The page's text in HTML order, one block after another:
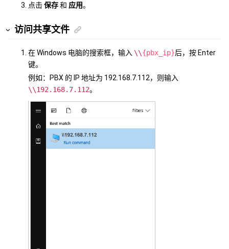
点击保存和 应用。
访问共享文件
在 Windows 电脑的搜索框，输入 \\{pbx_ip}后，按 Enter
键。
例如：PBX 的 IP 地址为 192.168.7.112，则输入
\\192.168.7.112。